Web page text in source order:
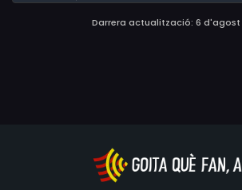
Darrera actualització: 6 d'agost